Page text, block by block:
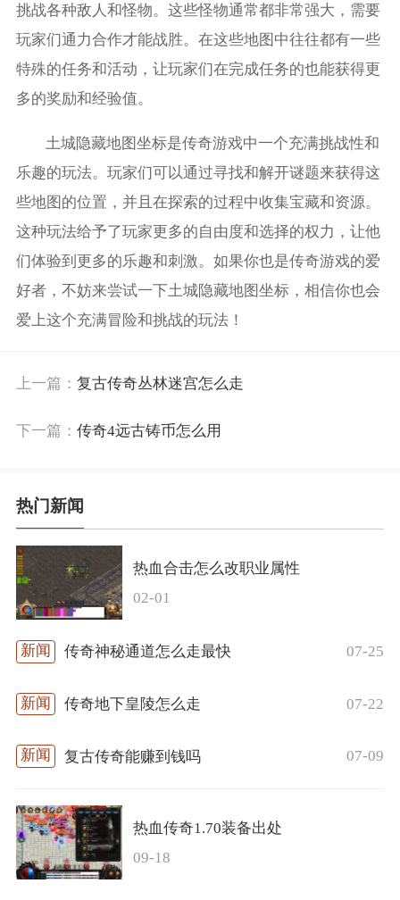
挑战各种敌人和怪物。这些怪物通常都非常强大，需要
玩家们通力合作才能战胜。在这些地图中往往都有一些
特殊的任务和活动，让玩家们在完成任务的也能获得更
多的奖励和经验值。
土城隐藏地图坐标是传奇游戏中一个充满挑战性和
乐趣的玩法。玩家们可以通过寻找和解开谜题来获得这
些地图的位置，并且在探索的过程中收集宝藏和资源。
这种玩法给予了玩家更多的自由度和选择的权力，让他
们体验到更多的乐趣和刺激。如果你也是传奇游戏的爱
好者，不妨来尝试一下土城隐藏地图坐标，相信你也会
爱上这个充满冒险和挑战的玩法！
上一篇： 复古传奇丛林迷宫怎么走
下一篇： 传奇4远古铸币怎么用
热门新闻
热血合击怎么改职业属性
02-01
传奇神秘通道怎么走最快 07-25
传奇地下皇陵怎么走 07-22
复古传奇能赚到钱吗 07-09
热血传奇1.70装备出处
09-18